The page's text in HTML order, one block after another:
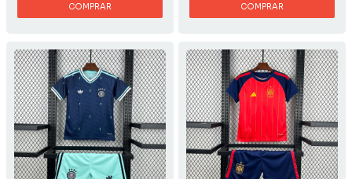
COMPRAR COMPRAR